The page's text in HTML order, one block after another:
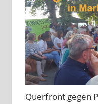
Querfront gegen